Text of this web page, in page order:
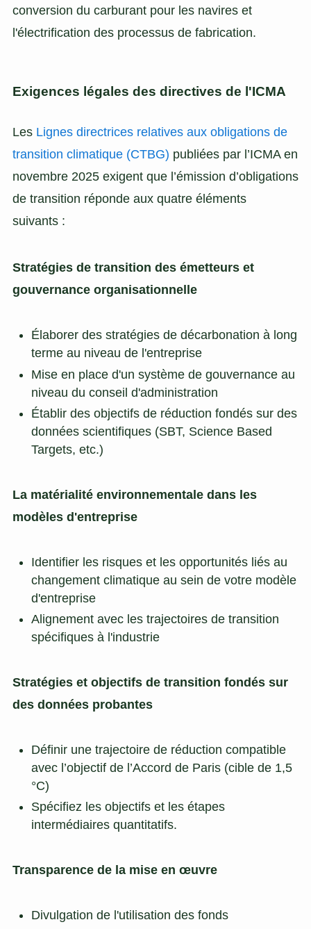
conversion du carburant pour les navires et
l'électrification des processus de fabrication.
Exigences légales des directives de l'ICMA
Les Lignes directrices relatives aux obligations de
transition climatique (CTBG) publiées par l’ICMA en
novembre 2025 exigent que l’émission d’obligations
de transition réponde aux quatre éléments
suivants :
Stratégies de transition des émetteurs et
gouvernance organisationnelle
Élaborer des stratégies de décarbonation à long
terme au niveau de l'entreprise
Mise en place d'un système de gouvernance au
niveau du conseil d'administration
Établir des objectifs de réduction fondés sur des
données scientifiques (SBT, Science Based
Targets, etc.)
La matérialité environnementale dans les
modèles d'entreprise
Identifier les risques et les opportunités liés au
changement climatique au sein de votre modèle
d'entreprise
Alignement avec les trajectoires de transition
spécifiques à l'industrie
Stratégies et objectifs de transition fondés sur
des données probantes
Définir une trajectoire de réduction compatible
avec l’objectif de l’Accord de Paris (cible de 1,5
°C)
Spécifiez les objectifs et les étapes
intermédiaires quantitatifs.
Transparence de la mise en œuvre
Divulgation de l'utilisation des fonds